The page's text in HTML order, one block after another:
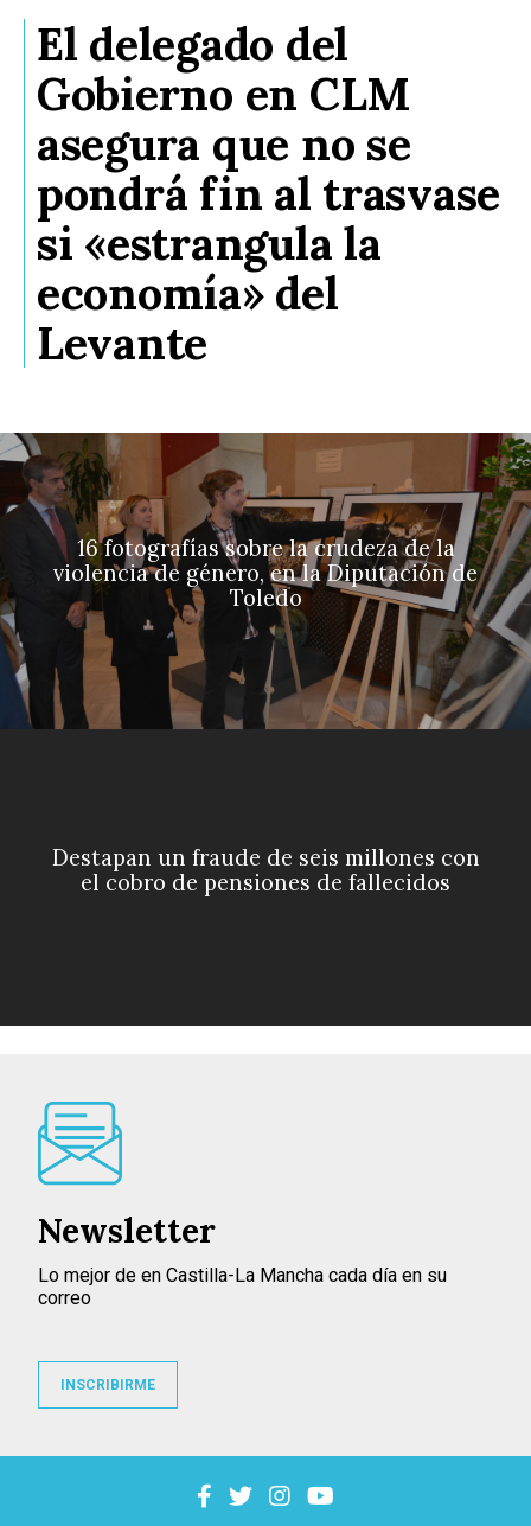
El delegado del
Gobierno en CLM
asegura que no se
pondrá fin al trasvase
si «estrangula la
economía» del
Levante
16 fotografías sobre la crudeza de la
violencia de género, en la Diputación de
Toledo
Destapan un fraude de seis millones con
el cobro de pensiones de fallecidos
Newsletter
Lo mejor de en Castilla-La Mancha cada día en su
correo
INSCRIBIRME